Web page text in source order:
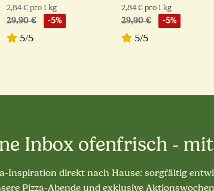
2,84 € pro 1 kg
29,90 € -5%
5/5
2,84 € pro 1 kg
29,90 € -5%
5/5
Inbox ofenfrisch -
Inspiration direkt nach Hause: sorgfältig
Pizza-Abende und exklusive